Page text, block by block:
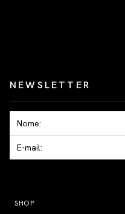
NEWSLETTER
SHOP